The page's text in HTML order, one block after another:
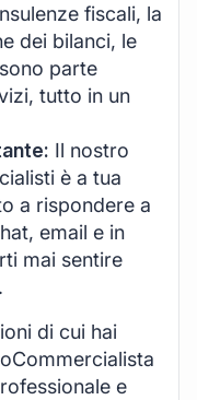
fiscali, la
dei bilanci, le
parte
tutto in un
Il nostro
è a tua
a rispondere a
email e in
mai sentire
di cui hai
e